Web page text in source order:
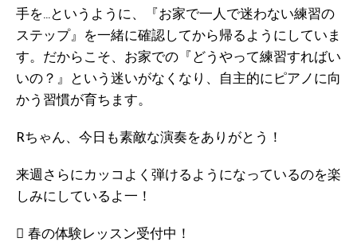
手を…というように、『お家で一人で迷わない練習の
ステップ』を一緒に確認してから帰るようにしていま
す。だからこそ、お家での『どうやって練習すればい
いの？』という迷いがなくなり、自主的にピアノに向
かう習慣が育ちます。
Rちゃん、今日も素敵な演奏をありがとう！
来週さらにカッコよく弾けるようになっているのを楽
しみにしているよ一！
 春の体験レッスン受付中！